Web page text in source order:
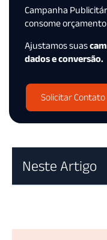
Campanha
consome
Ajustamos suas
dados e conversão.
Solicitar Contato
Neste Artigo